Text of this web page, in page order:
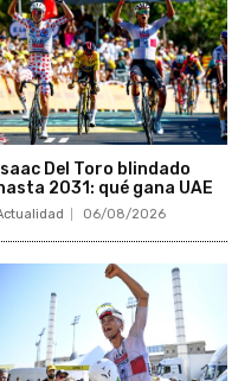
Isaac Del Toro blindado
2031: qué gana UAE
06/08/2026